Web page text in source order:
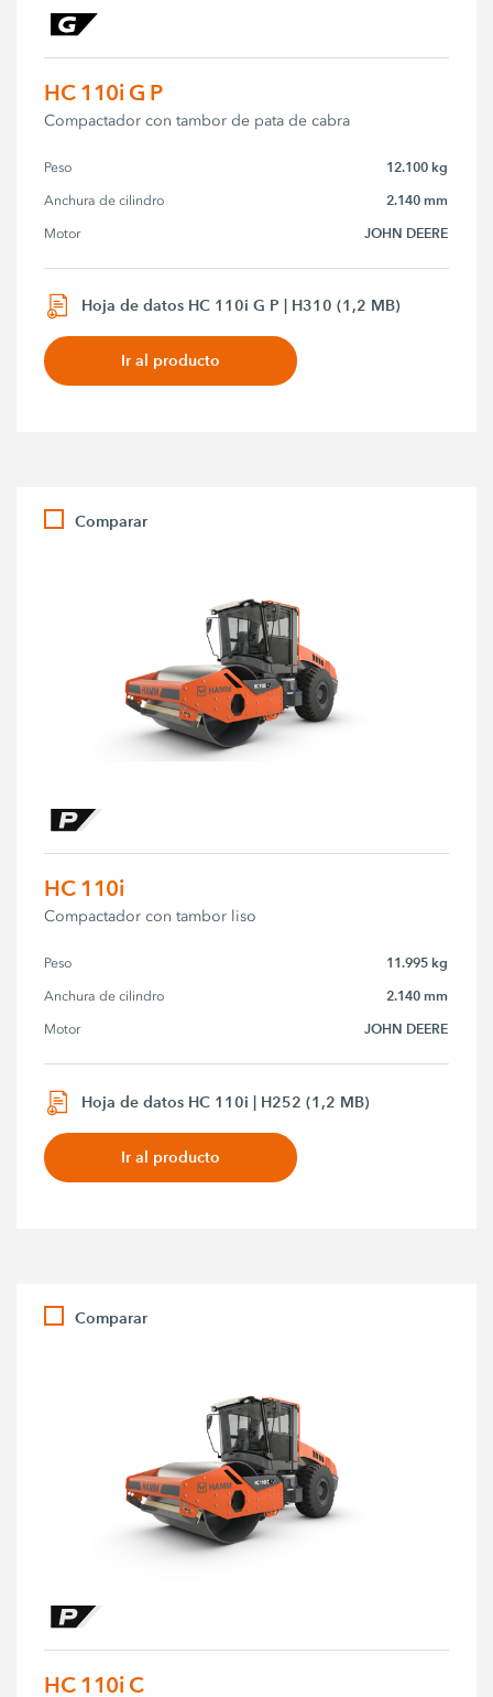
HC 110i G P
Compactador con tambor de pata de cabra
Peso 12.100 kg
Anchura de cilindro 2.140 mm
Motor JOHN DEERE
Hoja de datos HC 110i G P | H310 (1,2 MB)
Ir al producto
Comparar
HC 110i
Compactador con tambor liso
Peso 11.995 kg
Anchura de cilindro 2.140 mm
Motor JOHN DEERE
Hoja de datos HC 110i | H252 (1,2 MB)
Ir al producto
Comparar
HC 110i C